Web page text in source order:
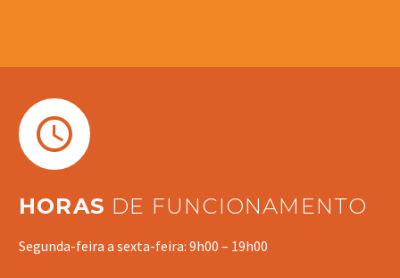


HORAS DE FUNCIONAMENTO
Segunda-feira a sexta-feira: 9h00 – 19h00